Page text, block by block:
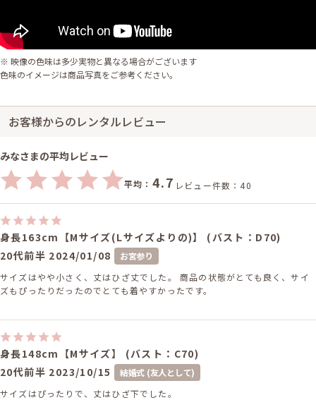
※ 映像の色味は多少実物と異なる場合がございます
色味のイメージは商品写真をご参考ください。
お客様からのレンタルレビュー
みなさまの平均レビュー
平均： 4.7 レビュー件数：40
身長163cm【Mサイズ(Lサイズよりの)】 (バスト：D70)
20代前半 2024/01/08
お宮参り
サイズはやや小さく、丈はひざ丈でした。 商品の状態がとても良く、サイ
ズもぴったりだったのでとても着やすかったです。
身長148cm【Mサイズ】 (バスト：C70)
20代前半 2023/10/15
結婚式 (友人として)
サイズはぴったりで、丈はひざ下でした。